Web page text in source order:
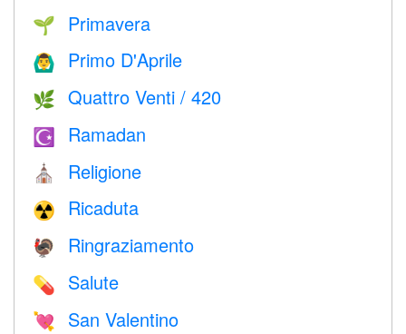
🌱 Primavera
🙆‍♂️ Primo D'Aprile
🌿 Quattro Venti / 420
☪️ Ramadan
⛪️ Religione
☢️ Ricaduta
🦃 Ringraziamento
💊 Salute
💘 San Valentino